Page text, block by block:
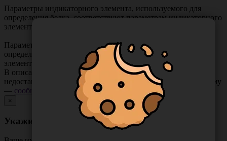
Параметры индикаторного элемента, используемого для
определения белка, соответствуют параметрам индикаторного
элемента полосок БИОСКАН® — БЕЛОК.
Параметры индикаторного элемента, используемого для
определения рН, соответствуют параметрам индикаторного
элемента полосок БИОСКАН® — рН.
В описании товара могут иметь место неточности или
недостающая информация. Если вы заметили такую проблему
— сообщите нам
×
Укажите неточность в описании товара